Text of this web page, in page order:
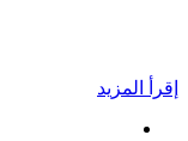
إقرأ المزيد